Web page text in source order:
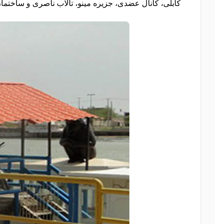
کابلی، کانال عضدی، جزیره مینو، تالاب ناصری و